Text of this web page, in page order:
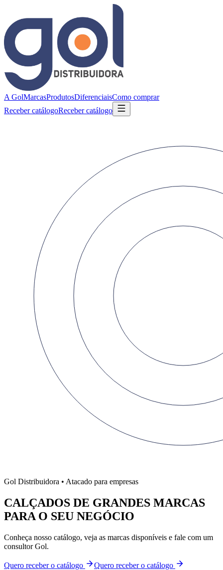
A GolMarcasProdutosDiferenciaisComo comprar
Receber catálogoReceber catálogo
Gol Distribuidora • Atacado para empresas
CALÇADOS DE GRANDES MARCAS
PARA O SEU NEGÓCIO
Conheça nosso catálogo, veja as marcas disponíveis e fale com um
consultor Gol.
Quero receber o catálogo
Quero receber o catálogo